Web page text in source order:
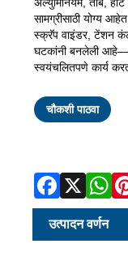
सामग्रीसाठी योग्य
स्क्रॅप वाइंडर, टेंशन
घटकांनी बनलेली
स्वयंचलितपणे कार्य
चौकशी पाठवा
उत्पादन वर्णन